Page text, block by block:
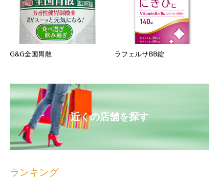
G&G全国胃散 ラフェルサBB錠
近くの店舗を探す
ランキング